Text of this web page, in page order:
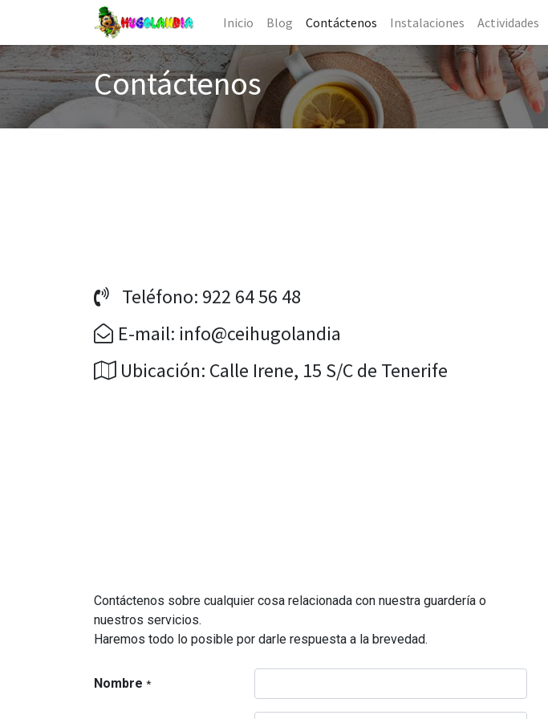
Inicio Blog Contáctenos Instalaciones Actividades
Contáctenos
Teléfono: 922 64 56 48
E-mail: info@ceihugolandia
Ubicación: Calle Irene, 15 S/C de Tenerife
Contáctenos sobre cualquier cosa relacionada con nuestra guardería o
nuestros servicios.
Haremos todo lo posible por darle respuesta a la brevedad.
Nombre *